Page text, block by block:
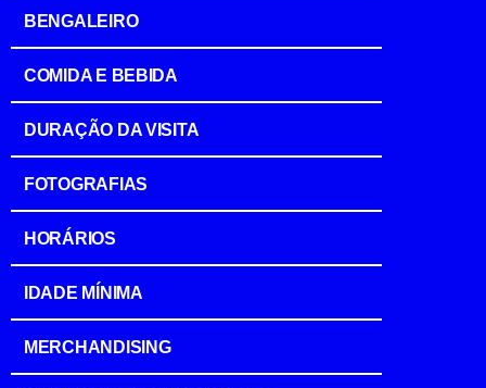
BENGALEIRO
COMIDA E BEBIDA
DURAÇÃO DA VISITA
FOTOGRAFIAS
HORÁRIOS
IDADE MÍNIMA
MERCHANDISING